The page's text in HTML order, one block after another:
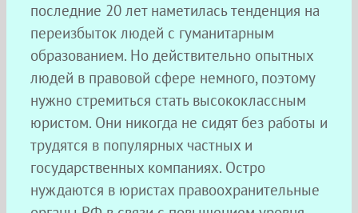
последние 20 лет наметилась тенденция на
переизбыток людей с гуманитарным
образованием. Но действительно опытных
людей в правовой сфере немного, поэтому
нужно стремиться стать высококлассным
юристом. Они никогда не сидят без работы и
трудятся в популярных частных и
государственных компаниях. Остро
нуждаются в юристах правоохранительные